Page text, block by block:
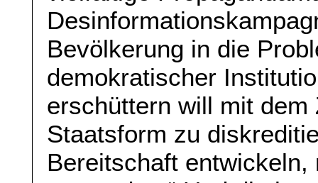
Bevölkerung in die
demokratischer
erschüttern will mit
Staatsform zu
Bereitschaft